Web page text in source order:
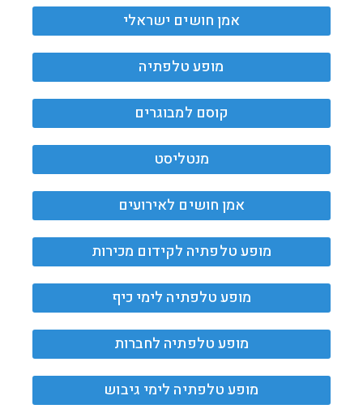
אמן חושים ישראלי
מופע טלפתיה
קוסם למבוגרים
מנטליסט
אמן חושים לאירועים
מופע טלפתיה לקידום מכירות
מופע טלפתיה לימי כיף
מופע טלפתיה לחברות
מופע טלפתיה לימי גיבוש